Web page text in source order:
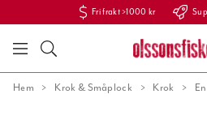
Fri frakt >1000 kr
Hem Krok & Småplock Krok